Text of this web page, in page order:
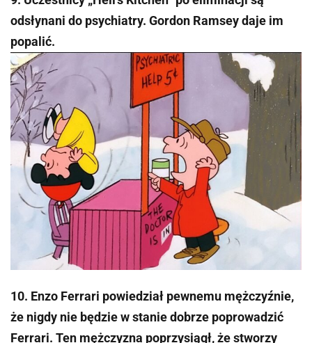
odsłynani do psychiatry. Gordon Ramsey daje im
popalić.
10. Enzo Ferrari powiedział pewnemu mężczyźnie,
że nigdy nie będzie w stanie dobrze poprowadzić
Ferrari. Ten mężczyzna poprzysiągł, że stworzy